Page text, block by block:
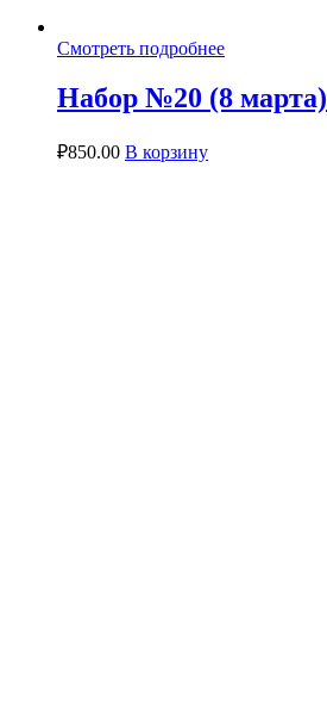
Смотреть подробнее
Набор №20 (8 марта)
₽850.00 В корзину